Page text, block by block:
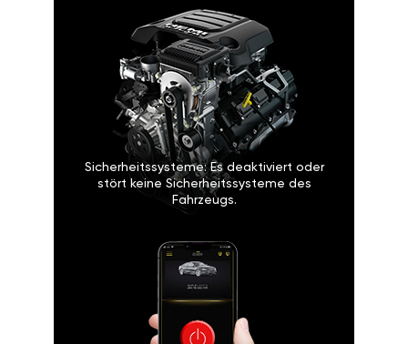
Sicherheitssysteme: Es deaktiviert oder
stört keine Sicherheitssysteme des
Fahrzeugs.